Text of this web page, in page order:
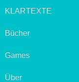
KLARTEXTE
Bücher
Games
Über